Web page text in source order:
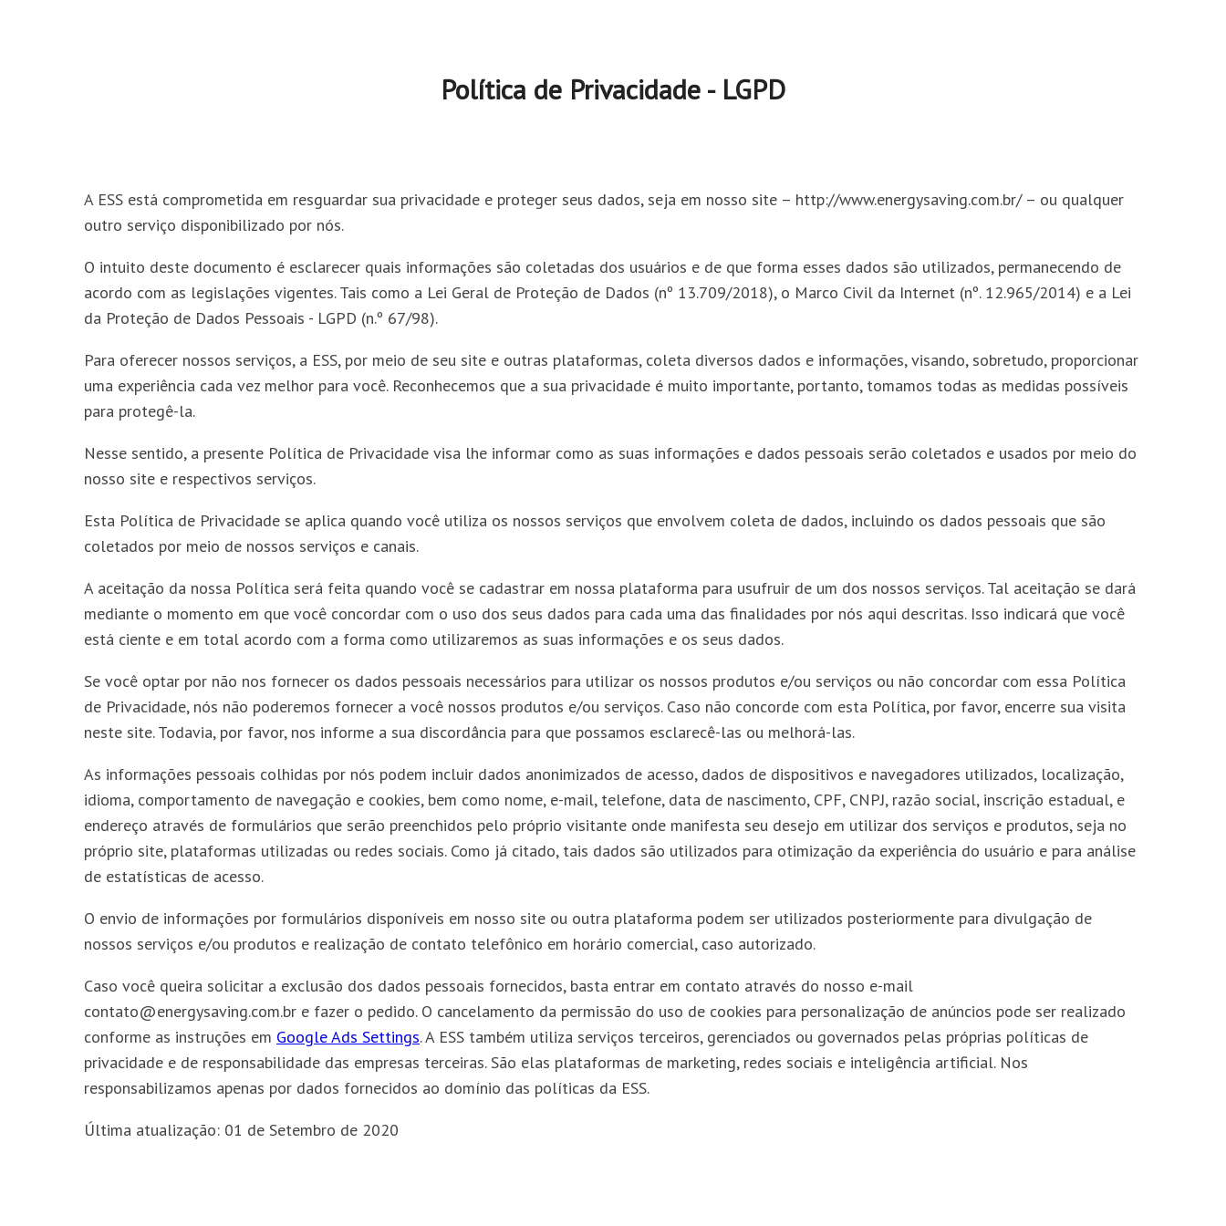
Política de Privacidade - LGPD
A ESS está comprometida em resguardar sua privacidade e proteger seus dados, seja em nosso site – http://www.energysaving.com.br/ – ou qualquer
outro serviço disponibilizado por nós.
O intuito deste documento é esclarecer quais informações são coletadas dos usuários e de que forma esses dados são utilizados, permanecendo de
acordo com as legislações vigentes. Tais como a Lei Geral de Proteção de Dados (nº 13.709/2018), o Marco Civil da Internet (nº. 12.965/2014) e a Lei
da Proteção de Dados Pessoais - LGPD (n.º 67/98).
Para oferecer nossos serviços, a ESS, por meio de seu site e outras plataformas, coleta diversos dados e informações, visando, sobretudo, proporcionar
uma experiência cada vez melhor para você. Reconhecemos que a sua privacidade é muito importante, portanto, tomamos todas as medidas possíveis
para protegê-la.
Nesse sentido, a presente Política de Privacidade visa lhe informar como as suas informações e dados pessoais serão coletados e usados por meio do
nosso site e respectivos serviços.
Esta Política de Privacidade se aplica quando você utiliza os nossos serviços que envolvem coleta de dados, incluindo os dados pessoais que são
coletados por meio de nossos serviços e canais.
A aceitação da nossa Política será feita quando você se cadastrar em nossa plataforma para usufruir de um dos nossos serviços. Tal aceitação se dará
mediante o momento em que você concordar com o uso dos seus dados para cada uma das finalidades por nós aqui descritas. Isso indicará que você
está ciente e em total acordo com a forma como utilizaremos as suas informações e os seus dados.
Se você optar por não nos fornecer os dados pessoais necessários para utilizar os nossos produtos e/ou serviços ou não concordar com essa Política
de Privacidade, nós não poderemos fornecer a você nossos produtos e/ou serviços. Caso não concorde com esta Política, por favor, encerre sua visita
neste site. Todavia, por favor, nos informe a sua discordância para que possamos esclarecê-las ou melhorá-las.
As informações pessoais colhidas por nós podem incluir dados anonimizados de acesso, dados de dispositivos e navegadores utilizados, localização,
idioma, comportamento de navegação e cookies, bem como nome, e-mail, telefone, data de nascimento, CPF, CNPJ, razão social, inscrição estadual, e
endereço através de formulários que serão preenchidos pelo próprio visitante onde manifesta seu desejo em utilizar dos serviços e produtos, seja no
próprio site, plataformas utilizadas ou redes sociais. Como já citado, tais dados são utilizados para otimização da experiência do usuário e para análise
de estatísticas de acesso.
O envio de informações por formulários disponíveis em nosso site ou outra plataforma podem ser utilizados posteriormente para divulgação de
nossos serviços e/ou produtos e realização de contato telefônico em horário comercial, caso autorizado.
Caso você queira solicitar a exclusão dos dados pessoais fornecidos, basta entrar em contato através do nosso e-mail
contato@energysaving.com.br e fazer o pedido. O cancelamento da permissão do uso de cookies para personalização de anúncios pode ser realizado
conforme as instruções em Google Ads Settings. A ESS também utiliza serviços terceiros, gerenciados ou governados pelas próprias políticas de
privacidade e de responsabilidade das empresas terceiras. São elas plataformas de marketing, redes sociais e inteligência artificial. Nos
responsabilizamos apenas por dados fornecidos ao domínio das políticas da ESS.
Última atualização: 01 de Setembro de 2020